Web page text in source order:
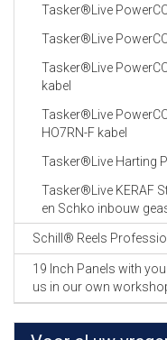
Tasker®Live
Tasker®Live
Tasker®Live
kabel
Tasker®Live
HO7RN-F kabel
Tasker®Live Harting
Tasker®Live KERAF
en Schko inbouw
Schill® Reels
19 Inch Panels with
us in our own